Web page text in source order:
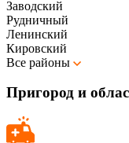
Заводский
Рудничный
Ленинский
Кировский
Все районы
Пригород и